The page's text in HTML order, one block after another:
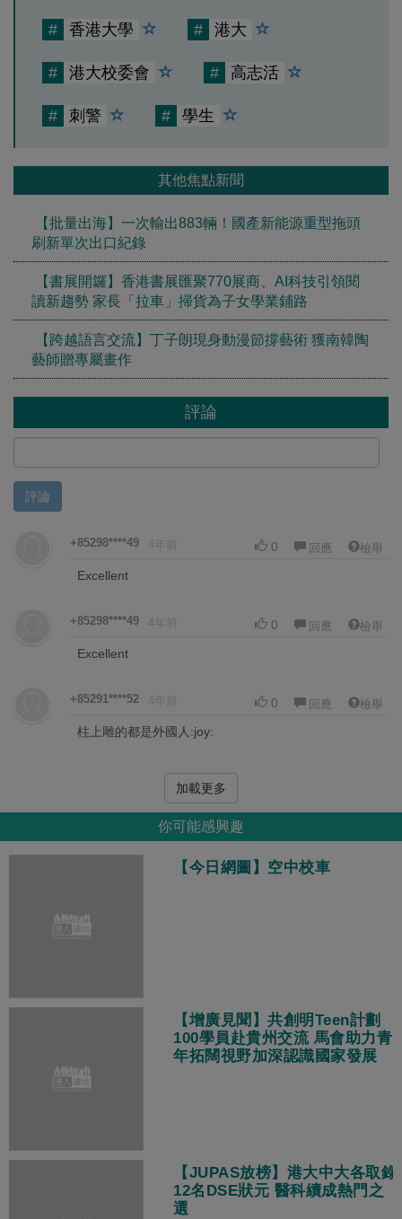
# 香港大學 # 港大
# 港大校委會 # 高志活
# 刺警 # 學生
其他焦點新聞
【批量出海】一次輸出883輛！國產新能源重型拖頭
刷新單次出口紀錄
【書展開鑼】香港書展匯聚770展商、AI科技引領閱
讀新趨勢 家長「拉車」掃貨為子女學業鋪路
【跨越語言交流】丁子朗現身動漫節撐藝術 獲南韓陶
藝師贈專屬畫作
評論
評論
+85298****49 4年前 0 回應 檢舉
Excellent
+85298****49 4年前 0 回應 檢舉
Excellent
+85291****52 4年前 0 回應 檢舉
柱上雕的都是外國人:joy:
加載更多
你可能感興趣
【今日網圖】空中校車
【增廣見聞】共創明Teen計劃
100學員赴貴州交流 馬會助力青
年拓闊視野加深認識國家發展
【JUPAS放榜】港大中大各取錄
12名DSE狀元 醫科續成熱門之
選